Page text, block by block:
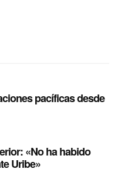
pacíficas desde
«No ha habido
Uribe»